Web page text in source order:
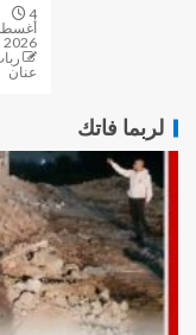
4
2026
عنان
لربما فاتك